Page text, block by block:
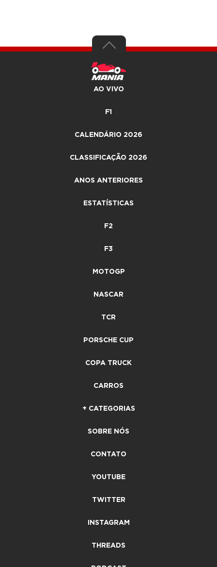
AO VIVO
F1
CALENDÁRIO 2026
CLASSIFICAÇÃO 2026
ANOS ANTERIORES
ESTATÍSTICAS
F2
F3
MOTOGP
NASCAR
TCR
PORSCHE CUP
COPA TRUCK
CARROS
+ CATEGORIAS
SOBRE NÓS
CONTATO
YOUTUBE
TWITTER
INSTAGRAM
THREADS